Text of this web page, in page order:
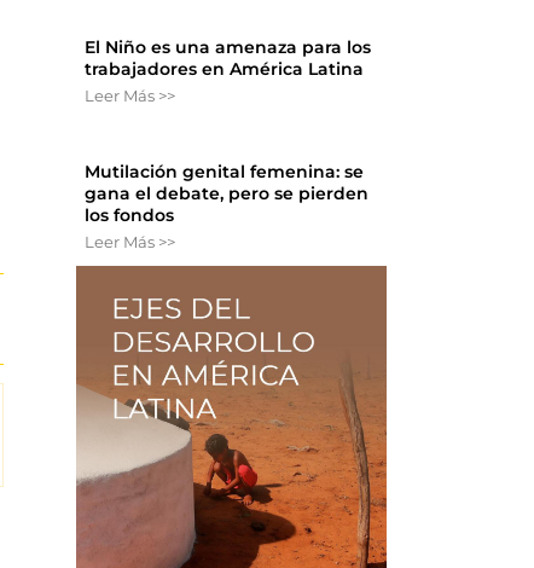
El Niño es una amenaza para los
trabajadores en América Latina
Leer Más >>
Mutilación genital femenina: se
gana el debate, pero se pierden
los fondos
Leer Más >>